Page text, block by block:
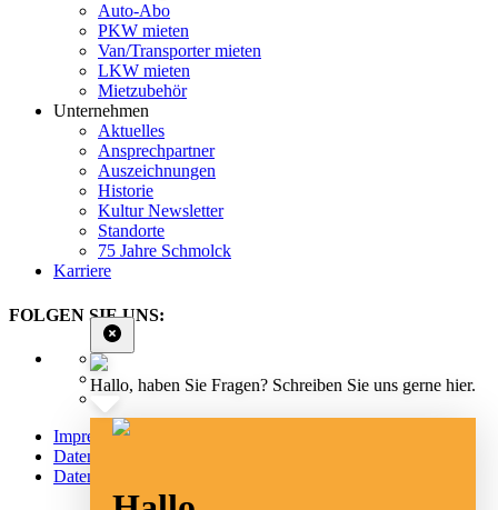
Auto-Abo
PKW mieten
Van/Transporter mieten
LKW mieten
Mietzubehör
Unternehmen
Aktuelles
Ansprechpartner
Auszeichnungen
Historie
Kultur Newsletter
Standorte
75 Jahre Schmolck
Karriere
FOLGEN SIE UNS:
Impressum
Datenschutz
Datenschutz Social Media
Hallo, haben Sie Fragen? Schreiben Sie uns gerne hier.